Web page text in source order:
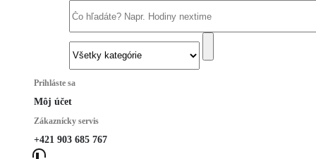
Prihláste sa
Môj účet
Zákaznícky servis
+421 903 685 767